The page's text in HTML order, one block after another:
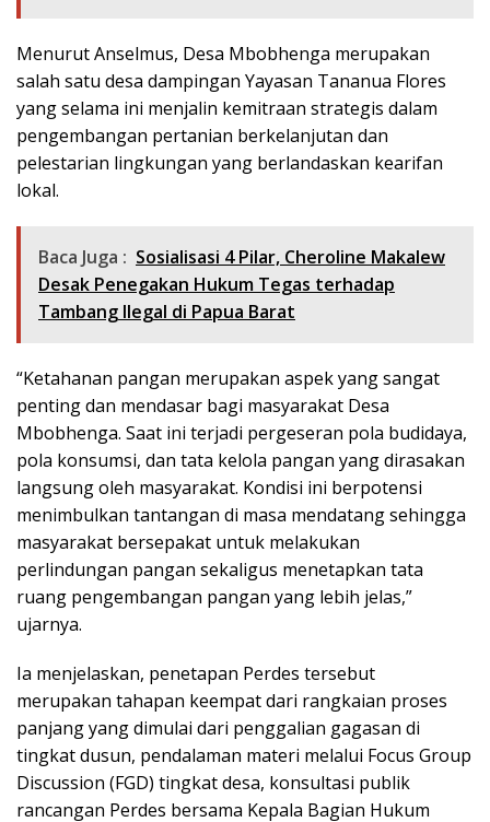
Menurut Anselmus, Desa Mbobhenga merupakan
salah satu desa dampingan Yayasan Tananua Flores
yang selama ini menjalin kemitraan strategis dalam
pengembangan pertanian berkelanjutan dan
pelestarian lingkungan yang berlandaskan kearifan
lokal.
Baca Juga : Sosialisasi 4 Pilar, Cheroline Makalew
Desak Penegakan Hukum Tegas terhadap
Tambang Ilegal di Papua Barat
“Ketahanan pangan merupakan aspek yang sangat
penting dan mendasar bagi masyarakat Desa
Mbobhenga. Saat ini terjadi pergeseran pola budidaya,
pola konsumsi, dan tata kelola pangan yang dirasakan
langsung oleh masyarakat. Kondisi ini berpotensi
menimbulkan tantangan di masa mendatang sehingga
masyarakat bersepakat untuk melakukan
perlindungan pangan sekaligus menetapkan tata
ruang pengembangan pangan yang lebih jelas,”
ujarnya.
Ia menjelaskan, penetapan Perdes tersebut
merupakan tahapan keempat dari rangkaian proses
panjang yang dimulai dari penggalian gagasan di
tingkat dusun, pendalaman materi melalui Focus Group
Discussion (FGD) tingkat desa, konsultasi publik
rancangan Perdes bersama Kepala Bagian Hukum